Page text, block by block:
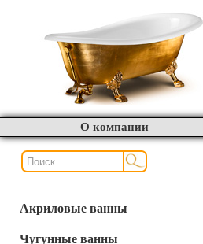
О компании
Акриловые ванны
Чугунные ванны